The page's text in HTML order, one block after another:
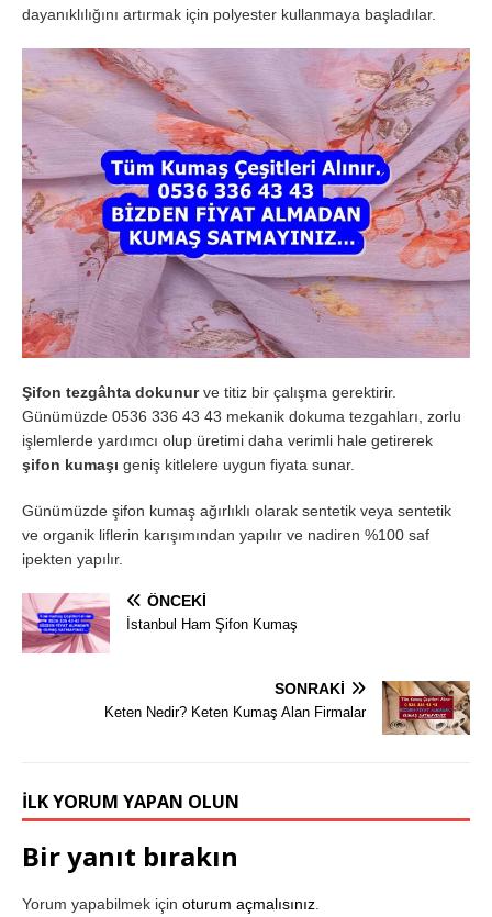
dayanıklılığını artırmak için polyester kullanmaya başladılar.
Şifon tezgâhta dokunurve titiz bir çalışma gerektirir.
Günümüzde 0536 336 43 43 mekanik dokuma tezgahları, zorlu
işlemlerde yardımcı olup üretimi daha verimli hale getirerek
şifon kumaşı geniş kitlelere uygun fiyata sunar.
Günümüzde şifon kumaş ağırlıklı olarak sentetik veya sentetik
ve organik liflerin karışımından yapılır ve nadiren %100 saf
ipekten yapılır.
ÖNCEKI
İstanbul Ham Şifon Kumaş
SONRAKI
Keten Nedir? Keten Kumaş Alan Firmalar
İLK YORUM YAPAN OLUN
Bir yanıt bırakın
Yorum yapabilmek için oturum açmalısınız.